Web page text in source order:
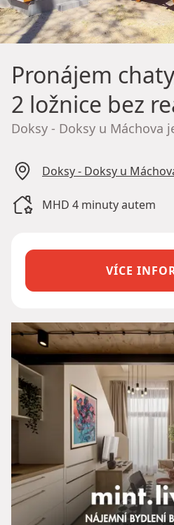
Pronájem
2 ložnice bez
Doksy - Doksy u Máchova
Doksy - Doksy u
MHD 4 minuty autem
VÍCE